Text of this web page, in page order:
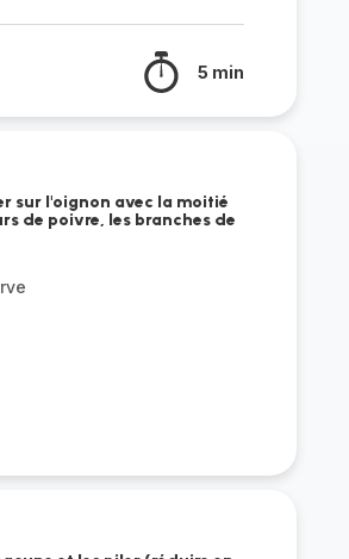
5 min
sur l'oignon avec la moitié
de poivre, les branches de